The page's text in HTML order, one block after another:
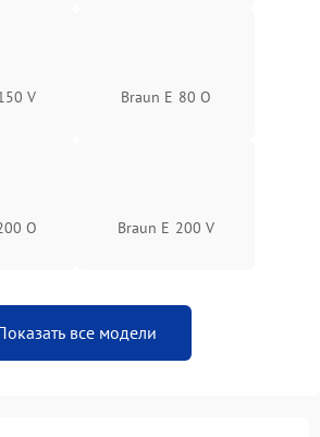
V Braun E 80 O
O Braun E 200 V
все модели